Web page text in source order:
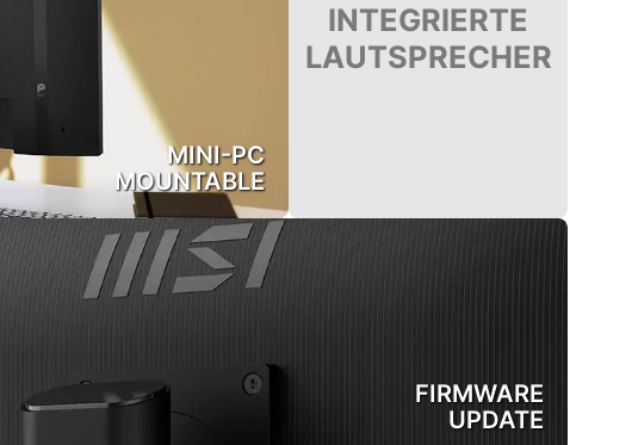
MINI-PC
MOUNTABLE
INTEGRIERTE
LAUTSPRECHER
FIRMWARE
UPDATE